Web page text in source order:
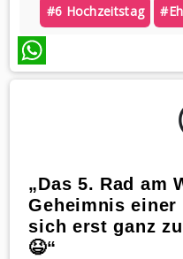
#6 Hochzeitstag
WhatsApp
„Das 5. Rad am
Geheimnis
sich erst ganz
😆“